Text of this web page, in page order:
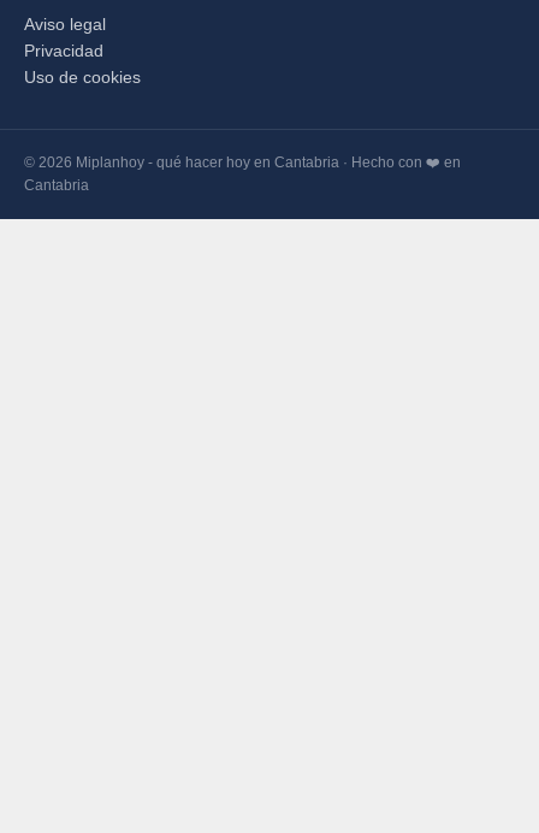
Aviso legal
Privacidad
Uso de cookies
© 2026 Miplanhoy - qué hacer hoy en Cantabria · Hecho con ❤️ en
Cantabria